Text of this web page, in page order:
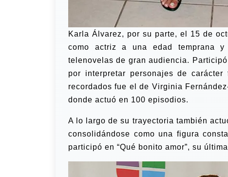
Karla Álvarez, por su parte, el 15 de
como actriz a una edad temprana
telenovelas de gran audiencia.
por interpretar personajes de
recordados fue el de Virginia
donde actuó en 100 episodios.
A lo largo de su trayectoria también
consolidándose como una figura
participó en “Qué bonito amor”, su